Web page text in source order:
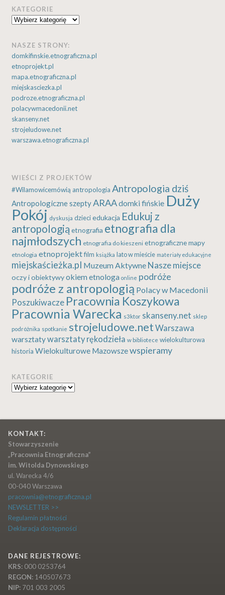
KATEGORIE
Kategorie
NASZE STRONY:
domkifinskie.etnograficzna.pl
etnoprojekt.pl
mapa.etnograficzna.pl
miejskasciezka.pl
podroze.etnograficzna.pl
polacywmacedonii.net
skanseny.net
strojeludowe.net
warszawa.etnograficzna.pl
WIEŚCI Z PROJEKTÓW
#Wilamowicemówią antropologia Antropologia dziś
Antropologiczne szeptyARAAdomki fińskie Duży
Pokój dyskusja dzieci edukacja Edukuj z
antropologiąetnografia etnografia dla
najmłodszych etnografia do kieszeni etnograficzne mapy
etnologia etnoprojekt film książka lato w mieście materiały edukacyjne
miejskaścieżka.pl Muzeum Aktywne Nasze miejsce
oczy i obiektywyokiem etnologa online podróże
podróże z antropologią Polacy w Macedonii
Poszukiwacze Pracownia Koszykowa
Pracownia Warecka s3ktor skanseny.net sklep
podróżnika spotkanie strojeludowe.net Warszawa
warsztatywarsztaty rękodzieła w bibliotece wielokulturowa
historia Wielokulturowe Mazowszewspieramy
KATEGORIE
Kategorie
KONTAKT:
Stowarzyszenie
„Pracownia Etnograficzna”
im. Witolda Dynowskiego
ul. Warecka 4/6
00-040 Warszawa
pracownia@etnograficzna.pl
NEWSLETTER >>
Regulamin płatności
Deklaracja dostępności
DANE REJESTROWE:
KRS:000 0253764
REGON:140507673
NIP:701 003 2005